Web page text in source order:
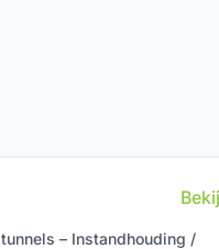
– Instandhouding /